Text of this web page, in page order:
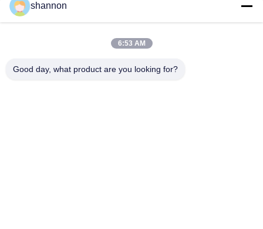
Medios de filtro de nylon tejidos del poliéster del polipropileno
de la tela filtrante de la poliamida del monofilamento
medios de filtro des alta temperatura de nylon de la tela
shannon
6:53 AM
Good day, what product are you looking for?